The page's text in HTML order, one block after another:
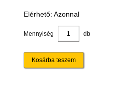
Elérhető: Azonnal
Mennyiség db